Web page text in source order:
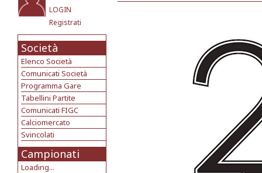
LOGIN
Registrati
Società
Elenco Società
Comunicati Società
Programma Gare
Tabellini Partite
Comunicati FIGC
Calciomercato
Svincolati
Campionati
Loading...